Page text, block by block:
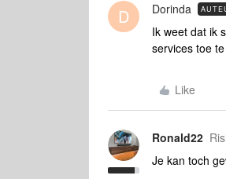
D Dorinda
Ik weet dat ik
services toe
Like
Ronald22
Je kan toch